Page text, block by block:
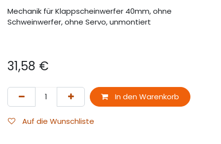
Mechanik für Klappscheinwerfer 40mm, ohne
Schweinwerfer, ohne Servo, unmontiert
31,58 €
In den Warenkorb
Auf die Wunschliste